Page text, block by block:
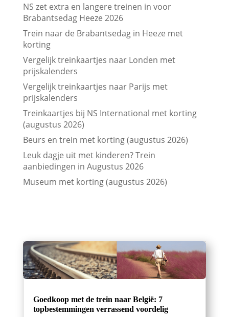
NS zet extra en langere treinen in voor
Brabantsedag Heeze 2026
Trein naar de Brabantsedag in Heeze met
korting
Vergelijk treinkaartjes naar Londen met
prijskalenders
Vergelijk treinkaartjes naar Parijs met
prijskalenders
Treinkaartjes bij NS International met korting
(augustus 2026)
Beurs en trein met korting (augustus 2026)
Leuk dagje uit met kinderen? Trein
aanbiedingen in Augustus 2026
Museum met korting (augustus 2026)
Goedkoop met de trein naar België: 7
topbestemmingen verrassend voordelig